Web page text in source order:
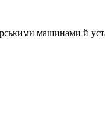
машинами й